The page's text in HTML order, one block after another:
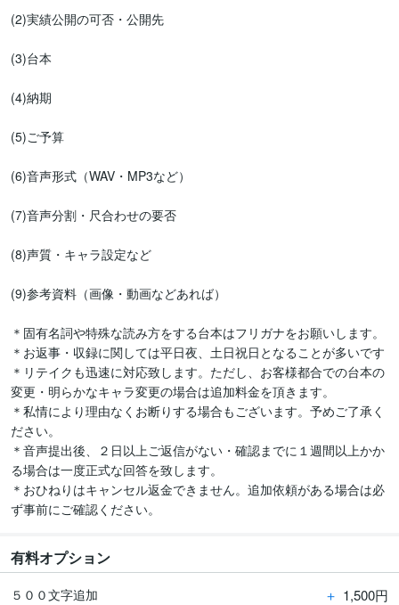
(2)実績公開の可否・公開先
(3)台本
(4)納期
(5)ご予算
(6)音声形式（WAV・MP3など）
(7)音声分割・尺合わせの要否
(8)声質・キャラ設定など
(9)参考資料（画像・動画などあれば）
＊固有名詞や特殊な読み方をする台本はフリガナをお願いします。
＊お返事・収録に関しては平日夜、土日祝日となることが多いです
＊リテイクも迅速に対応致します。ただし、お客様都合での台本の
変更・明らかなキャラ変更の場合は追加料金を頂きます。
＊私情により理由なくお断りする場合もございます。予めご了承く
ださい。
＊音声提出後、２日以上ご返信がない・確認までに１週間以上かか
る場合は一度正式な回答を致します。
＊おひねりはキャンセル返金できません。追加依頼がある場合は必
ず事前にご確認ください。
有料オプション
５００文字追加 ＋ 1,500円